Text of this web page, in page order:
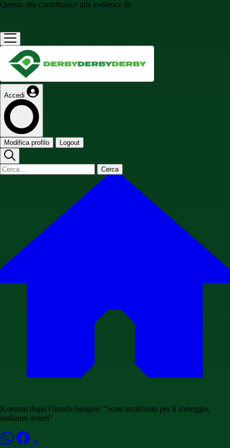
Questo sito contribuisce alla audience de
Accedi
Modifica profilo Logout
Cerca
Koeman dopo Olanda-Spagna: "Sono arrabbiato per il sorteggio,
andiamo avanti"